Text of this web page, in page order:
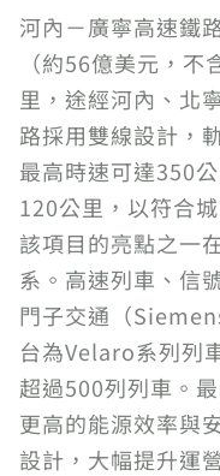
河內－廣寧高速鐵
（約56億美元，
里，途經河內、北
路採用雙線設計，
最高時速可達350
120公里，以符合
該項目的亮點之一
系。高速列車、信
門子交通（
台為Velaro系列列
超過500列列車。
更高的能源效率與
設計，大幅提升運